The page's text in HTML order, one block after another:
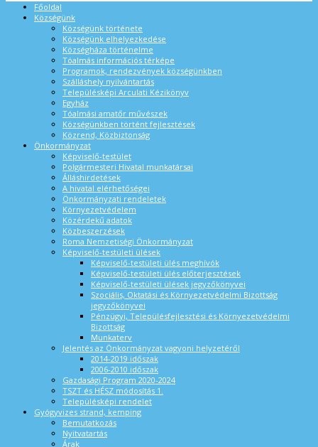
Főoldal
Községünk
Községünk története
Községünk elhelyezkedése
Községháza történelme
Tóalmás információs térképe
Programok, rendezvények községünkben
Szálláshely nyilvántartás
Településképi Arculati Kézikönyv
Egyház
Tóalmási amatőr művészek
Községünkben történt fejlesztések
Közrend, Közbiztonság
Önkormányzat
Képviselő-testület
Polgármesteri Hivatal munkatársai
Álláshirdetések
A hivatal elérhetőségei
Önkormányzati rendeletek
Környezetvédelem
Közérdekű adatok
Közbeszerzések
Roma Nemzetiségi Önkormányzat
Képviselő-testületi ülések
Képviselő-testületi ülés meghívók
Képviselő-testületi ülés előterjesztések
Képviselő-testületi ülések jegyzőkönyvei
Szociális, Oktatási és Környezetvédelmi Bizottság
jegyzőkönyvei
Pénzügyi, Településfejlesztési és Környezetvédelmi
Bizottság
Munkaterv
Jelentés az Önkormányzat vagyoni helyzetéről
2014-2019 időszak
2006-2010 időszak
Gazdasági Program 2020-2024
TSZT és HÉSZ módosítás 1.
Településképi rendelet
Gyógyvizes strand, kemping
Bemutatkozás
Nyitvatartás
Árak